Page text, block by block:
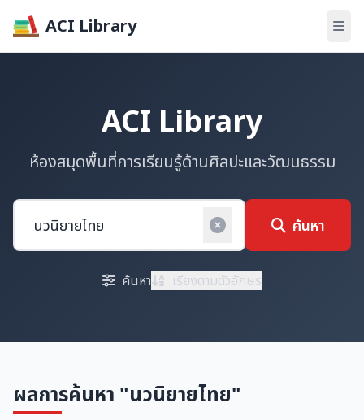
ACI Library
ACI Library
ห้องสมุดพื้นที่การเรียนรู้ด้านศิลปะและวัฒนธรรม
ค้นหา
ค้นหา เรียงตามตัวอักษร
ผลการค้นหา "นวนิยายไทย"